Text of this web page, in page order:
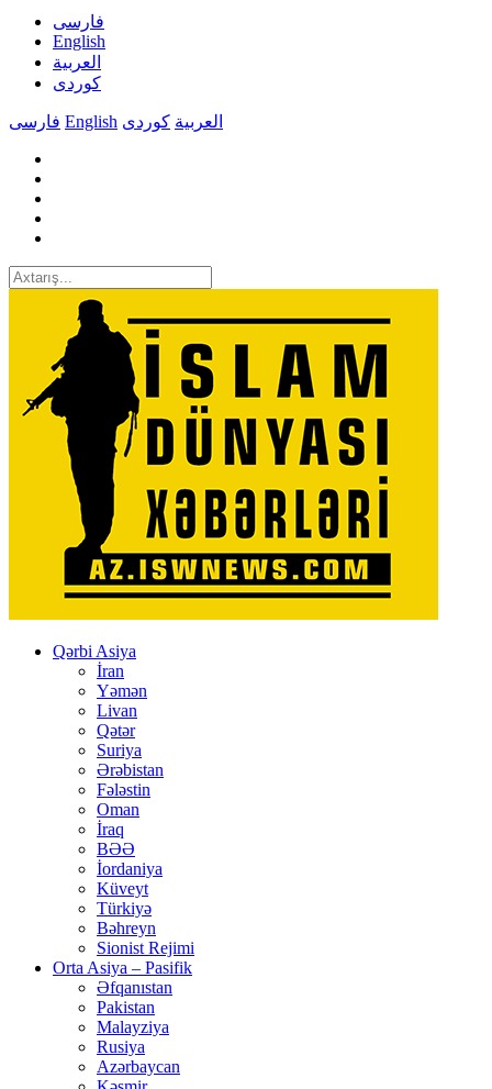
فارسی
English
العربیة
کوردی
فارسی English العربیة کوردی
Qərbi Asiya
İran
Yəmən
Livan
Qətər
Suriya
Ərəbistan
Fələstin
Oman
İraq
BƏƏ
İordaniya
Küveyt
Türkiyə
Bəhreyn
Sionist Rejimi
Orta Asiya – Pasifik
Əfqanıstan
Pakistan
Malayziya
Rusiya
Azərbaycan